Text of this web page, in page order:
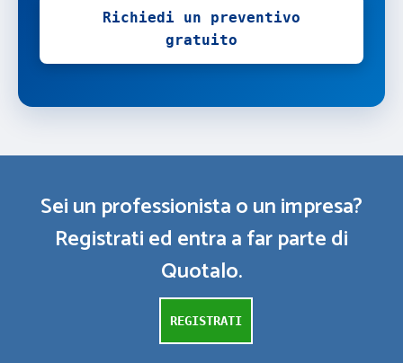
Richiedi un preventivo
gratuito
Sei un professionista o un impresa?
Registrati ed entra a far parte di
Quotalo.
REGISTRATI